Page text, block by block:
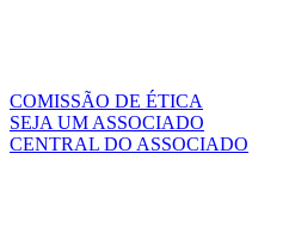
COMISSÃO DE ÉTICA
SEJA UM ASSOCIADO
CENTRAL DO ASSOCIADO